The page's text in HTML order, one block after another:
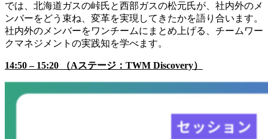
では、北海道ガスの峠氏と西部ガスの松元氏が、社内外のメ
ンバーをどう束ね、変革を実現してきたかを語り合います。
社内外のメンバーをワンチームにまとめ上げる、チームワー
クマネジメントの実践知を学べます。
14:50 – 15:20 （Aステージ：TWM Discovery）